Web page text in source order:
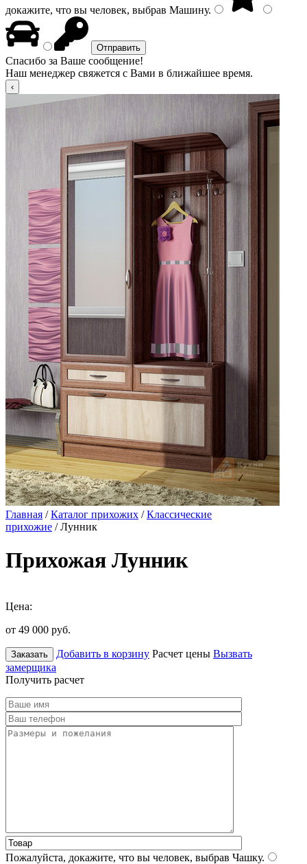
докажите, что вы человек, выбрав Машину.
Спасибо за Ваше сообщение!
Наш менеджер свяжется с Вами в ближайшее время.
Главная /Каталог прихожих /Классические
прихожие / Лунник
Прихожая Лунник
Цена:
от 49 000 руб.
Заказать Добавить в корзину Расчет цены Вызвать
замерщика
Получить расчет
Пожалуйста, докажите, что вы человек, выбрав Чашку.